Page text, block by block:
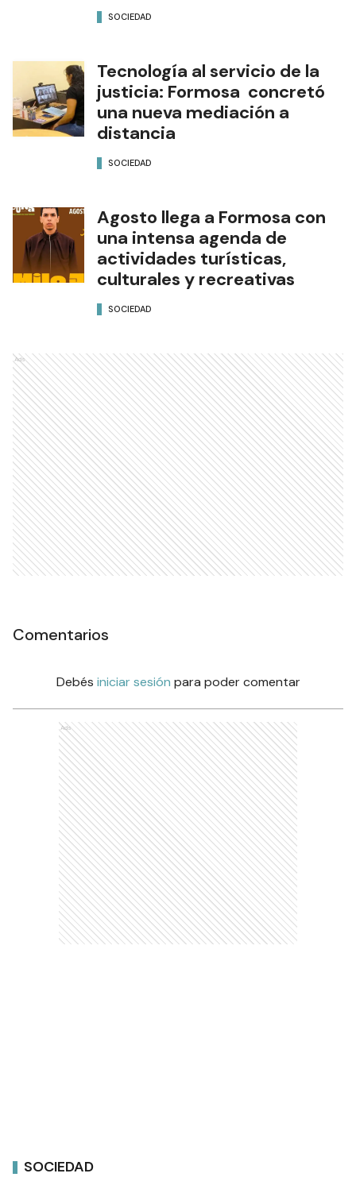
SOCIEDAD
Tecnología al servicio de la
justicia: Formosa concretó
una nueva mediación a
distancia
SOCIEDAD
Agosto llega a Formosa con
una intensa agenda de
actividades turísticas,
culturales y recreativas
SOCIEDAD
Ads
Comentarios
Debés iniciar sesión para poder comentar
Ads
SOCIEDAD